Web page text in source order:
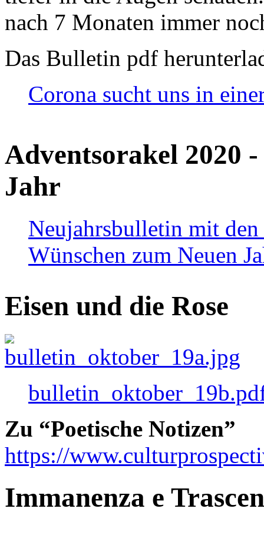
nach 7 Monaten immer
Das Bulletin pdf
Corona sucht uns in
Adventsorakel 2020
Jahr
Neujahrsbulletin mit den
Wünschen zum Neuen
Eisen und die Rose
Zu “Poetische Notizen”
https://
Immanenza e